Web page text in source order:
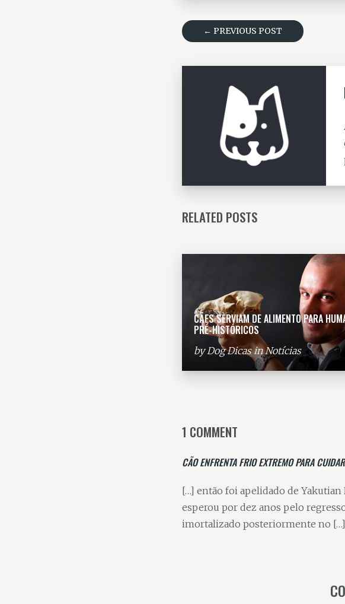
← PREVIOUS POST
RELATED POSTS
CÃES SERVIAM DE ALIMENTO PARA
PRÉ-HISTÓRICOS
byDog DicasinNotícias
1 COMMENT
CÃO ENFRENTA FRIO EXTREMO PARA
[…] então foi apelidado de
esperou por dez anos pelo
imortalizado posteriormente no […]